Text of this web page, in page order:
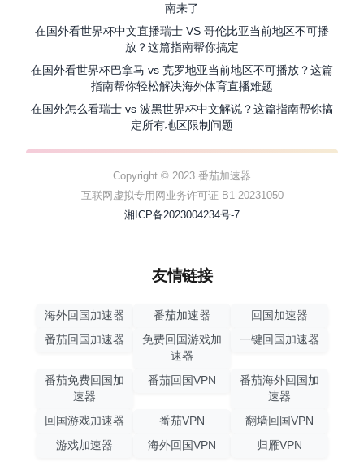
南来了
在国外看世界杯中文直播瑞士 VS 哥伦比亚当前地区不可播
放？这篇指南帮你搞定
在国外看世界杯巴拿马 vs 克罗地亚当前地区不可播放？这篇
指南帮你轻松解决海外体育直播难题
在国外怎么看瑞士 vs 波黑世界杯中文解说？这篇指南帮你搞
定所有地区限制问题
Copyright © 2023 番茄加速器
互联网虚拟专用网业务许可证 B1-20231050
湘ICP备2023004234号-7
友情链接
海外回国加速器 番茄加速器
回国加速器
番茄回国加速器
免费回国游戏加
速器
一键回国加速器
番茄免费回国加
速器
番茄回国VPN
番茄海外回国加
速器
回国游戏加速器
番茄VPN
翻墙回国VPN
游戏加速器
海外回国VPN 归雁VPN